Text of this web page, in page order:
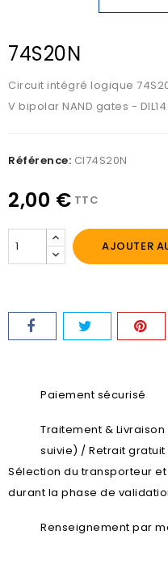
74S20N
Circuit intégré logique
V bipolar NAND gates - DIL14
Référence: CI74S20N
2,00 € TTC
AJOUTER
Paiement sécurisé
Traitement &
suivie) / Retrait
Sélection du transporteur
durant la phase de
Renseignement par